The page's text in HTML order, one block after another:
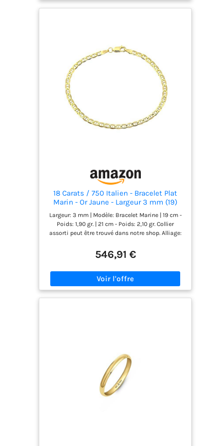
18 Carats / 750 Italien - Bracelet Plat
Marin - Or Jaune - Largeur 3 mm (19)
Largeur: 3 mm | Modèle: Bracelet Marine | 19 cm -
Poids: 1,90 gr. | 21 cm - Poids: 2,10 gr. Collier
assorti peut être trouvé dans notre shop. Alliage:
boîte à bijoux assorti. D'autres détails de l'article,
veuillez consulter en la description du produit
546,91 €